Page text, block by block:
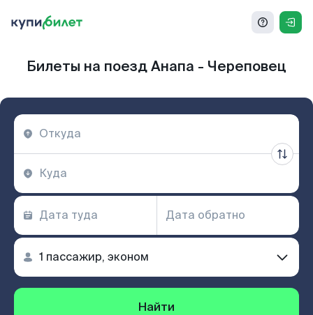
Билеты на поезд Анапа - Череповец
Найти